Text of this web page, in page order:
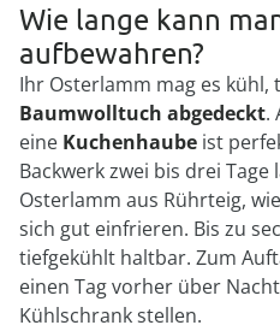
Wie lange kann
aufbewahren?
Ihr Osterlamm mag es kühl,
Baumwolltuch abgedeckt.
eine Kuchenhaube ist
Backwerk zwei bis drei Tage
Osterlamm aus Rührteig,
sich gut einfrieren. Bis zu
tiefgekühlt haltbar. Zum
einen Tag vorher über
Kühlschrank stellen.